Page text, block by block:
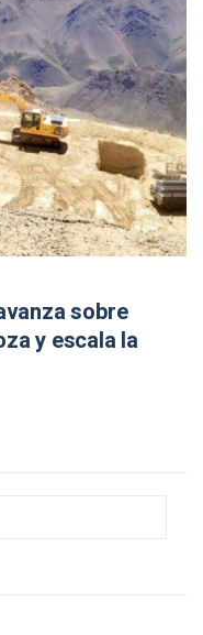
sobre
y escala la